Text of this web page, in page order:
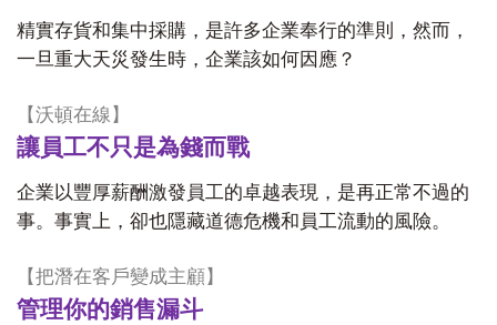
精實存貨和集中採購，是許多企業奉行的準則，然而，
一旦重大天災發生時，企業該如何因應？
【沃頓在線 】
讓員工不只是為錢而戰
企業以豐厚薪酬激發員工的卓越表現，是再正常不過的
事。事實上，卻也隱藏道德危機和員工流動的風險。
【把潛在客戶變成主顧】
管理你的銷售漏斗